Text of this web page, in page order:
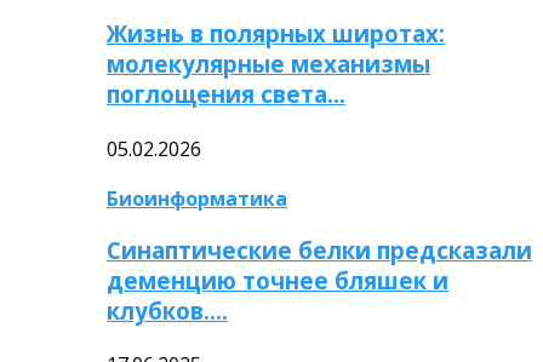
Жизнь в полярных широтах:
молекулярные механизмы
поглощения света…
05.02.2026
Биоинформатика
Синаптические белки предсказали
деменцию точнее бляшек и
клубков….